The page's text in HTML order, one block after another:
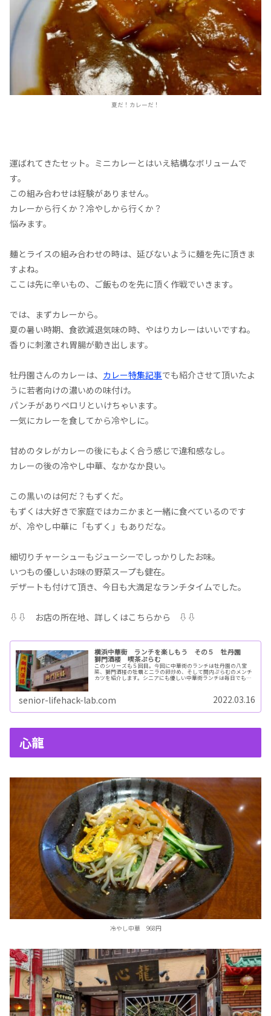
夏だ！カレーだ！
運ばれてきたセット。ミニカレーとはいえ結構なボリュームで
す。
この組み合わせは経験がありません。
カレーから行くか？冷やしから行くか？
悩みます。
麺とライスの組み合わせの時は、延びないように麺を先に頂きま
すよね。
ここは先に辛いもの、ご飯ものを先に頂く作戦でいきます。
では、まずカレーから。
夏の暑い時期、食欲減退気味の時、やはりカレーはいいですね。
香りに刺激され胃腸が動き出します。
牡丹園さんのカレーは、 カレー特集記事でも紹介させて頂いたよ
うに若者向けの濃いめの味付け。
パンチがありペロリといけちゃいます。
一気にカレーを食してから冷やしに。
甘めのタレがカレーの後にもよく合う感じで違和感なし。
カレーの後の冷やし中華、なかなか良い。
この黒いのは何だ？もずくだ。
もずくは大好きで家庭ではカニかまと一緒に食べているのです
が、冷やし中華に「もずく」もありだな。
細切りチャーシューもジューシーでしっかりしたお味。
いつもの優しいお味の野菜スープも健在。
デザートも付けて頂き、今日も大満足なランチタイムでした。
⇩⇩ お店の所在地、詳しくはこちらから ⇩⇩
横浜中華街 ランチを楽しもう その５ 牡丹園
獅門酒楼 喫茶ぷらむ
このシリーズも５回目。今回に中華街のランチは牡丹園の八宝
菜、獅門酒楼の牡蠣とニラの卵炒め、そして関内ぷらむのメンチ
カツを紹介します。シニアにも優しい中華街ランチは毎日でも飽
senior-lifehack-lab.com 2022.03.16
心龍
冷やし中華 968円